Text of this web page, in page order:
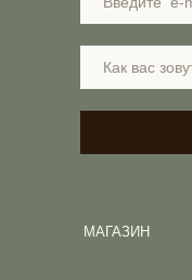
МАГАЗИН